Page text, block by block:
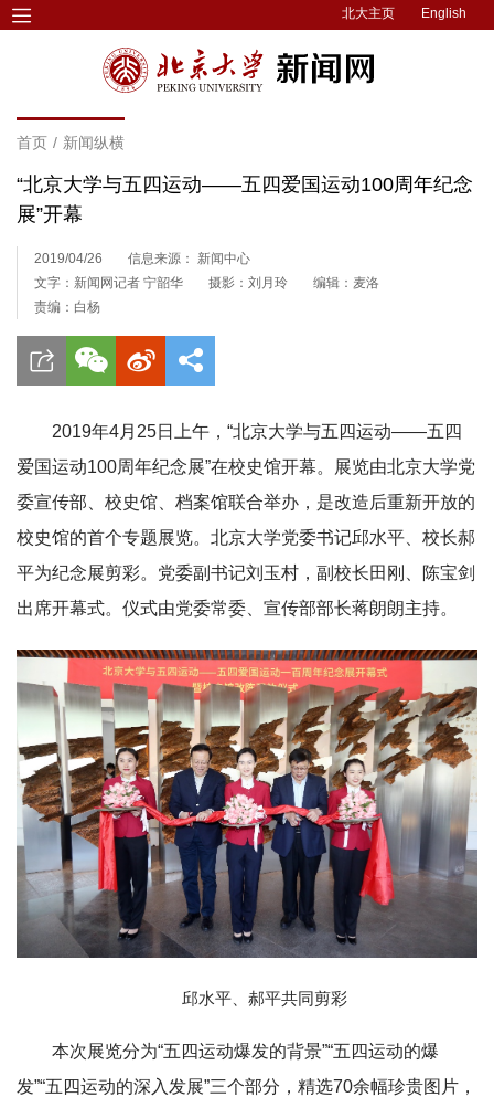
北大主页 English
首页 / 新闻纵横
“北京大学与五四运动——五四爱国运动100周年纪念
展”开幕
2019/04/26
信息来源： 新闻中心
文字：新闻网记者 宁韶华
摄影：刘月玲
编辑：麦洛
责编：白杨
2019年4月25日上午，“北京大学与五四运动——五四
爱国运动100周年纪念展”在校史馆开幕。展览由北京大学党
委宣传部、校史馆、档案馆联合举办，是改造后重新开放的
校史馆的首个专题展览。北京大学党委书记邱水平、校长郝
平为纪念展剪彩。党委副书记刘玉村，副校长田刚、陈宝剑
出席开幕式。仪式由党委常委、宣传部部长蒋朗朗主持。
邱水平、郝平共同剪彩
本次展览分为“五四运动爆发的背景”“五四运动的爆
发”“五四运动的深入发展”三个部分，精选70余幅珍贵图片，